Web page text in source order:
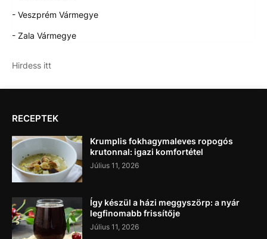
- Veszprém Vármegye
- Zala Vármegye
Hirdess itt
RECEPTEK
Krumplis fokhagymaleves ropogós
krutonnal: igazi komfortétel
Július 11, 2026
Így készül a házi meggyszörp: a nyár
legfinomabb frissítője
Július 11, 2026